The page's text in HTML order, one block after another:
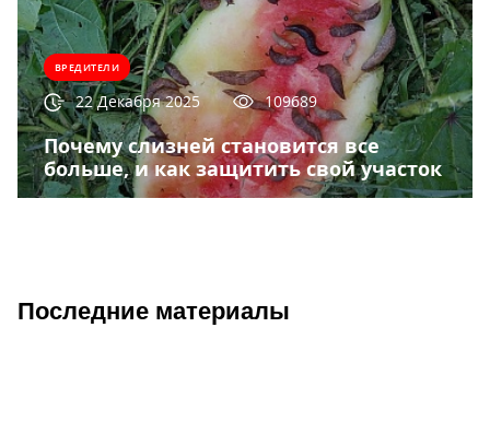
ВРЕДИТЕЛИ
22 Декабря 2025 109689
Почему слизней становится все
больше, и как защитить свой участок
Последние материалы